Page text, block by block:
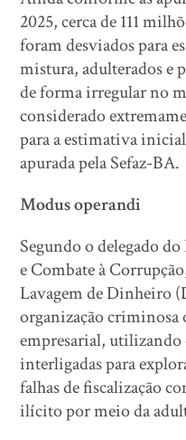
2025, cerca de 111
foram desviados para
mistura, adulterados
de forma irregular no
considerado
para a estimativa
apurada pela Sefaz-BA.
Modus operandi
Segundo o delegado
e Combate à
Lavagem de Dinheiro
organização criminosa
empresarial, utilizando
interligadas para
falhas de fiscalização
ilícito por meio da